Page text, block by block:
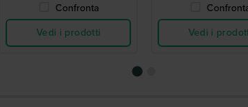
Confronta
Vedi i prodotti
Vedi i